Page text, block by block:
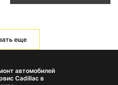
еще
автомобилей
Cadillac в